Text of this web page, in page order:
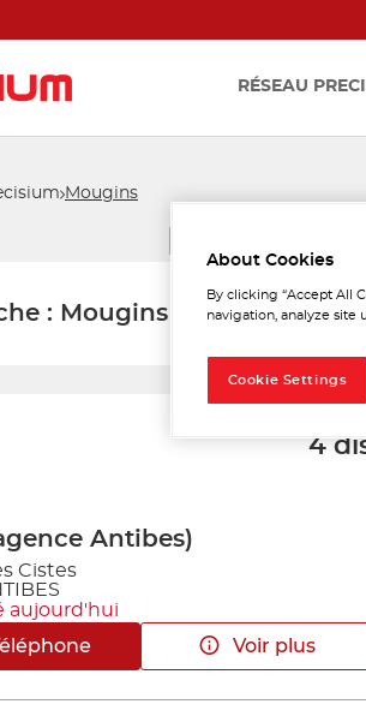
RÉSEAU
Mougins
Les
: Mougins
4
Antibes)
Cistes
aujourd'hui
Voir plus
About Cookies
By clicking “Accept All
navigation, analyze site
Cookie Settings